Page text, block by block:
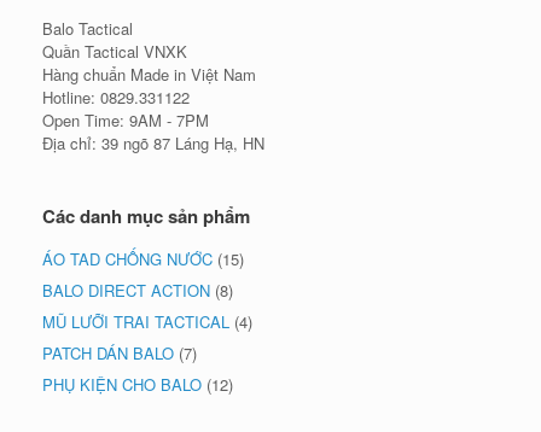
Balo Tactical
Quần Tactical VNXK
Hàng chuẩn Made in Việt Nam
Hotline: 0829.331122
Open Time: 9AM - 7PM
Địa chỉ: 39 ngõ 87 Láng Hạ, HN
Các danh mục sản phẩm
ÁO TAD CHỐNG NƯỚC (15)
BALO DIRECT ACTION (8)
MŨ LƯỠI TRAI TACTICAL (4)
PATCH DÁN BALO (7)
PHỤ KIỆN CHO BALO (12)